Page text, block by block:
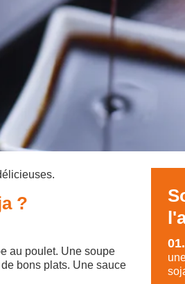
?
au poulet. Une soupe
bons plats. Une sauce
01.